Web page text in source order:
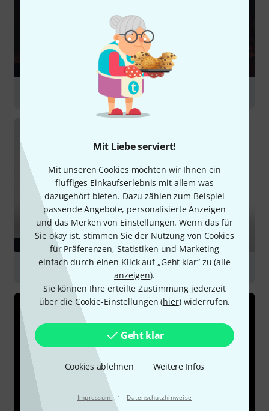
Mit Liebe serviert!
Mit unseren Cookies möchten wir Ihnen ein
fluffiges Einkaufserlebnis mit allem was
dazugehört bieten. Dazu zählen zum Beispiel
passende Angebote, personalisierte Anzeigen
und das Merken von Einstellungen. Wenn das für
Sie okay ist, stimmen Sie der Nutzung von Cookies
für Präferenzen, Statistiken und Marketing
einfach durch einen Klick auf „Geht klar“ zu (alle
anzeigen).
Sie können Ihre erteilte Zustimmung jederzeit
über die Cookie-Einstellungen (hier) widerrufen.
Geht klar
Cookies ablehnen Weitere Infos
Impressum · Datenschutzhinweise
RATGEBER
RATGEBER
Studiomonitore